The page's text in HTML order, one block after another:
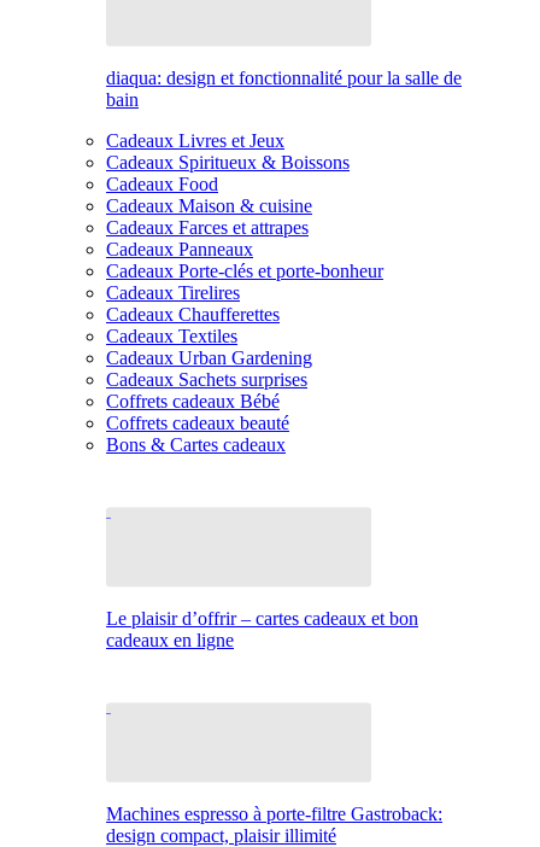
diaqua: design et fonctionnalité pour la salle de
bain
Cadeaux Livres et Jeux
Cadeaux Spiritueux & Boissons
Cadeaux Food
Cadeaux Maison & cuisine
Cadeaux Farces et attrapes
Cadeaux Panneaux
Cadeaux Porte-clés et porte-bonheur
Cadeaux Tirelires
Cadeaux Chaufferettes
Cadeaux Textiles
Cadeaux Urban Gardening
Cadeaux Sachets surprises
Coffrets cadeaux Bébé
Coffrets cadeaux beauté
Bons & Cartes cadeaux
Le plaisir d’offrir – cartes cadeaux et bon
cadeaux en ligne
Machines espresso à porte-filtre Gastroback:
design compact, plaisir illimité